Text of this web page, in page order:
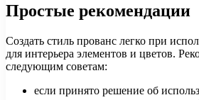
Простые рекомендации
Создать стиль прованс легко при
для интерьера элементов и цветов.
следующим советам:
если принято решение об